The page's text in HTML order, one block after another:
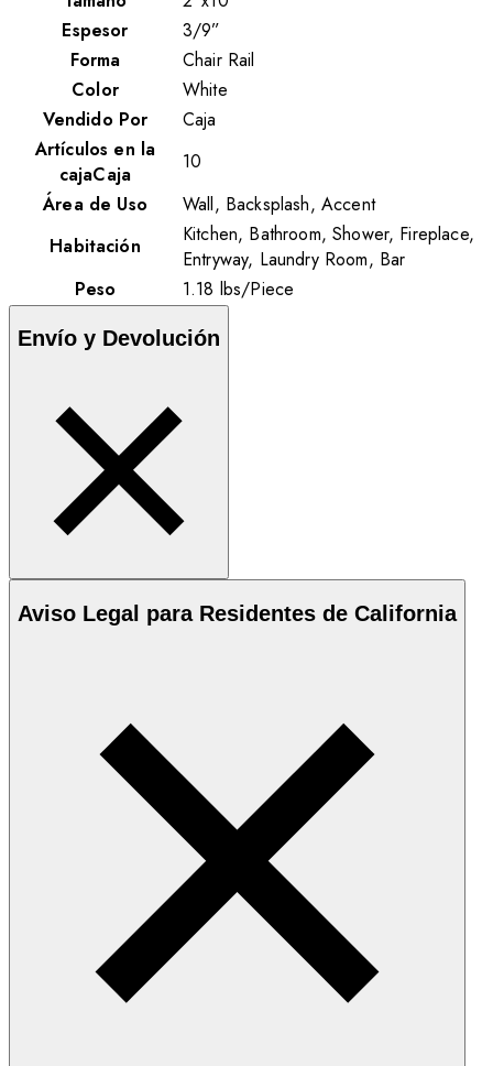
Espesor
3/9”
Forma
Chair Rail
Color
White
Vendido Por
Caja
Artículos en la
cajaCaja
10
Área de Uso
Wall, Backsplash, Accent
Habitación
Kitchen, Bathroom, Shower, Fireplace,
Entryway, Laundry Room, Bar
Peso
1.18 lbs/Piece
Envío y Devolución
Aviso Legal para Residentes de California